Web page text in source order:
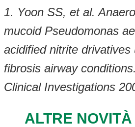
1. Yoon SS, et al.
mucoid Pseudomonas
acidified nitrite drivatives
fibrosis airway
Clinical Investigations
ALTRE NOVITÀ